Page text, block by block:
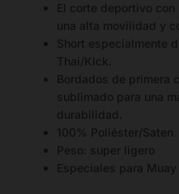
El corte deportivo
una alta movilidad y
Short especialmente
Thai/Kick.
Bordados de primera
sublimado para una
durabilidad.
100% Poliéster/Saten
Peso: super ligero
Especiales para Muay